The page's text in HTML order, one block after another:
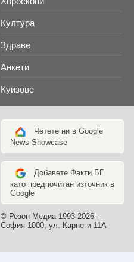
Култура
Здраве
Анкети
Куизове
Четете ни в Google
News Showcase
Добавете Факти.БГ
като предпочитан източник в
Google
© Резон Медиа 1993-2026 -
София 1000, ул. Карнеги 11А